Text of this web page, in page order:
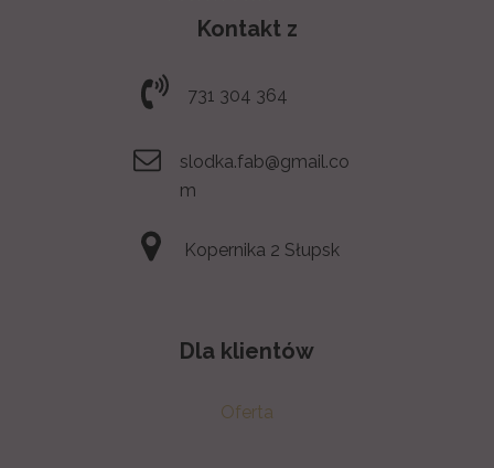
Dla klientów
Oferta
Kontakt z
731 304 364
slodka.fab@gmail.co
m
Kopernika 2 Słupsk